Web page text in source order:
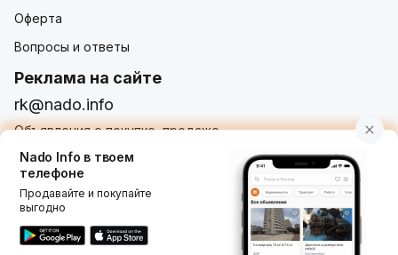
Оферта
Вопросы и ответы
Реклама на сайте
rk@nado.info
Объявления о покупке, продаже,
услугах от частных лиц и организаций
Использование nado.info, в том числе и размещение
объявлений на сайте означает принятие условий
Nado Info в твоем
телефоне
Продавайте и покупайте
выгодно